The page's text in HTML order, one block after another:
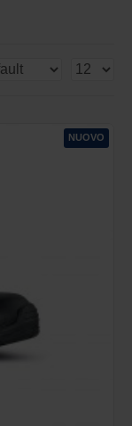
NUOVO